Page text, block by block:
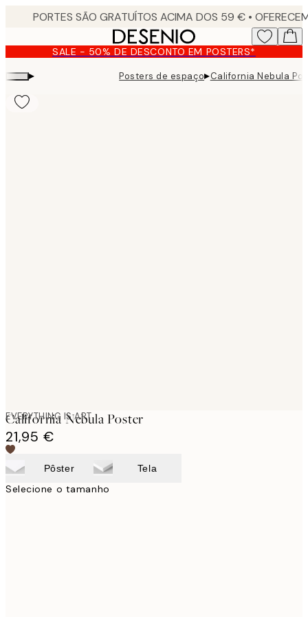
content. SALE - 50% DE DESCONTO EM POSTERS*
▸ Posters de espaço▸California Nebula
EVERYTHING IS ART
California Nebula Poster
21,95 €
Pôster Tela
Selecione o tamanho